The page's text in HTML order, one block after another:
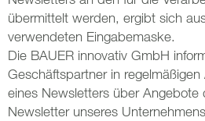
übermittelt werden, ergibt sich
verwendeten Eingabemaske.
Die BAUER innovativ GmbH
Geschäftspartner in
eines Newsletters über Angebote
Newsletter unseres